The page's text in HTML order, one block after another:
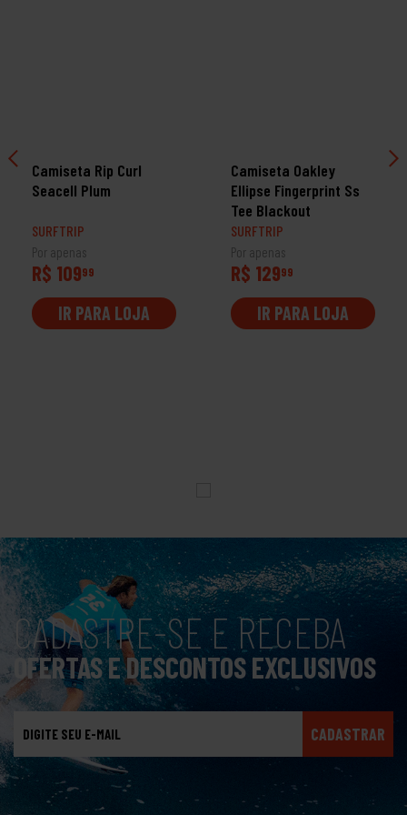
Camiseta Rip Curl
Seacell Plum
SURFTRIP
Por apenas
R$ 10999
IR PARA LOJA
Camiseta Oakley
Ellipse Fingerprint Ss
Tee Blackout
SURFTRIP
Por apenas
R$ 12999
IR PARA LOJA
CADASTRE-SE E RECEBA
OFERTAS E DESCONTOS EXCLUSIVOS
CADASTRAR